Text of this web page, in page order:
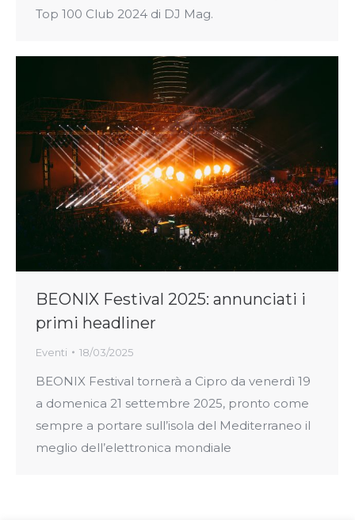
Top 100 Club 2024 di DJ Mag.
BEONIX Festival 2025: annunciati i
primi headliner
Eventi 18/03/2025
BEONIX Festival tornerà a Cipro da venerdì 19
a domenica 21 settembre 2025, pronto come
sempre a portare sull’isola del Mediterraneo il
meglio dell’elettronica mondiale